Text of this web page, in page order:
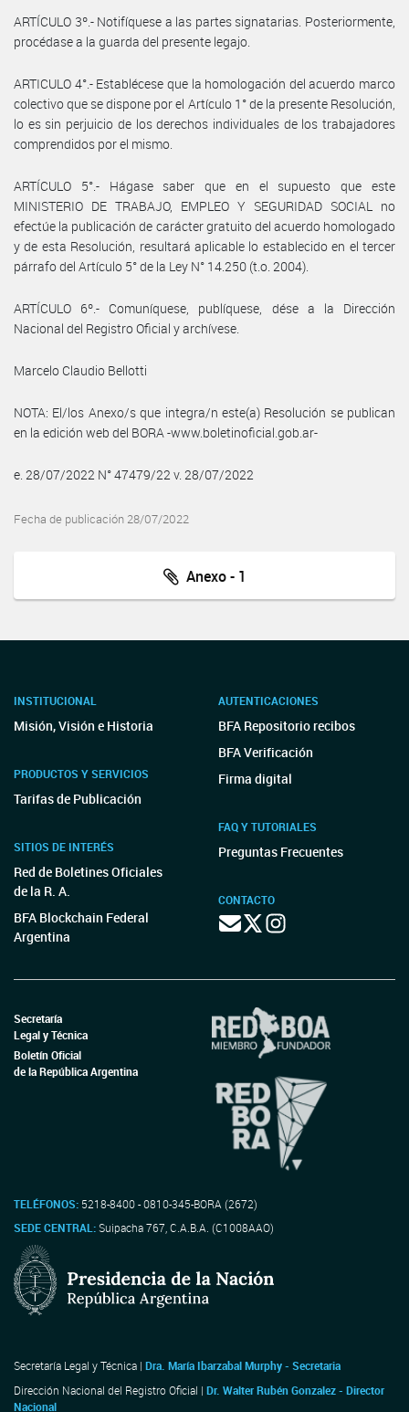
ARTÍCULO 3º.- Notifíquese a las partes signatarias. Posteriormente,
procédase a la guarda del presente legajo.
ARTICULO 4°.- Establécese que la homologación del acuerdo marco
colectivo que se dispone por el Artículo 1° de la presente Resolución,
lo es sin perjuicio de los derechos individuales de los trabajadores
comprendidos por el mismo.
ARTÍCULO 5°.- Hágase saber que en el supuesto que este
MINISTERIO DE TRABAJO, EMPLEO Y SEGURIDAD SOCIAL no
efectúe la publicación de carácter gratuito del acuerdo homologado
y de esta Resolución, resultará aplicable lo establecido en el tercer
párrafo del Artículo 5° de la Ley N° 14.250 (t.o. 2004).
ARTÍCULO 6º.- Comuníquese, publíquese, dése a la Dirección
Nacional del Registro Oficial y archívese.
Marcelo Claudio Bellotti
NOTA: El/los Anexo/s que integra/n este(a) Resolución se publican
en la edición web del BORA -www.boletinoficial.gob.ar-
e. 28/07/2022 N° 47479/22 v. 28/07/2022
Fecha de publicación 28/07/2022
Anexo - 1
INSTITUCIONAL
Misión, Visión e Historia
PRODUCTOS Y SERVICIOS
Tarifas de Publicación
SITIOS DE INTERÉS
Red de Boletines Oficiales
de la R. A.
BFA Blockchain Federal
Argentina
AUTENTICACIONES
BFA Repositorio recibos
BFA Verificación
Firma digital
FAQ Y TUTORIALES
Preguntas Frecuentes
CONTACTO
Secretaría
Legal y Técnica
Boletín Oficial
de la República Argentina
TELÉFONOS: 5218-8400 - 0810-345-BORA (2672)
SEDE CENTRAL:Suipacha 767, C.A.B.A. (C1008AAO)
Secretaría Legal y Técnica | Dra. María Ibarzabal Murphy - Secretaria
Dirección Nacional del Registro Oficial | Dr. Walter Rubén Gonzalez - Director
Nacional